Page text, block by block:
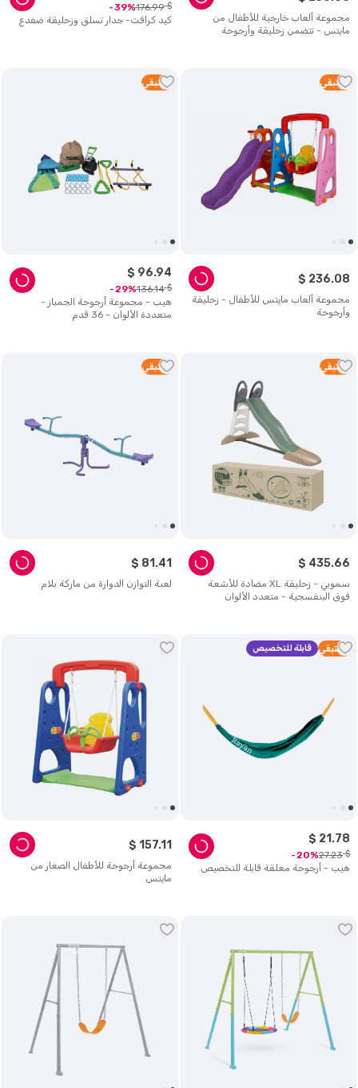
مجموعة ألعاب خارجية للأطفال من
مايتس - تتضمن زحليقة وأرجوحة
كيد كرافت- جدار تسلق وزحليقة ضفدع
$
176.99
39
1 متبقي
مجموعة ألعاب مايتس للأطفال - زحليقة
وأرجوحة
$ 236.08
1 متبقي
هيب - مجموعة أرجوحة الجمباز -
متعددة الألوان - 36 قدم
$ 96.94
$
136.14
29
1 متبقي
سموبي - زحليقة XL مضادة للأشعة
فوق البنفسجية - متعدد الألوان
$ 435.66
1 متبقي
لعبة التوازن الدوارة من ماركة بلام
$ 81 .41
2 متبقي قابلة للتخصيص
هيب - أرجوحة معلقة قابلة للتخصيص
$ 21 .78
$
27.23
20
مجموعة أرجوحة للأطفال الصغار من
مايتس
$ 157.11